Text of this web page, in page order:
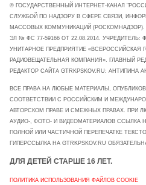
© ГОСУДАРСТВЕННЫЙ ИНТЕРНЕТ-КАНАЛ
СЛУЖБОЙ ПО НАДЗОРУ В СФЕРЕ СВЯЗИ,
МАССОВЫХ КОММУНИКАЦИЙ
ЭЛ № ФС 77-59166 ОТ 22.08.2014.
УНИТАРНОЕ ПРЕДПРИЯТИЕ «ВСЕРОССИЙСКАЯ
РАДИОВЕЩАТЕЛЬНАЯ КОМПАНИЯ». ГЛАВНЫЙ
РЕДАКТОР САЙТА GTRKPSKOV.RU: АНТИПИНА
ВСЕ ПРАВА НА ЛЮБЫЕ МАТЕРИАЛЫ,
СООТВЕТСТВИИ С РОССИЙСКИМ И
АВТОРСКОМ ПРАВЕ И СМЕЖНЫХ ПРАВАХ. ПРИ
АУДИО-, ФОТО- И ВИДЕОМАТЕРИАЛОВ ССЫЛКА
ПОЛНОЙ ИЛИ ЧАСТИЧНОЙ ПЕРЕПЕЧАТКЕ
ГИПЕРССЫЛКА НА GTRKPSKOV.RU
ДЛЯ ДЕТЕЙ СТАРШЕ 16 ЛЕТ.
ПОЛИТИКА ИСПОЛЬЗОВАНИЯ ФАЙЛОВ COOKIE